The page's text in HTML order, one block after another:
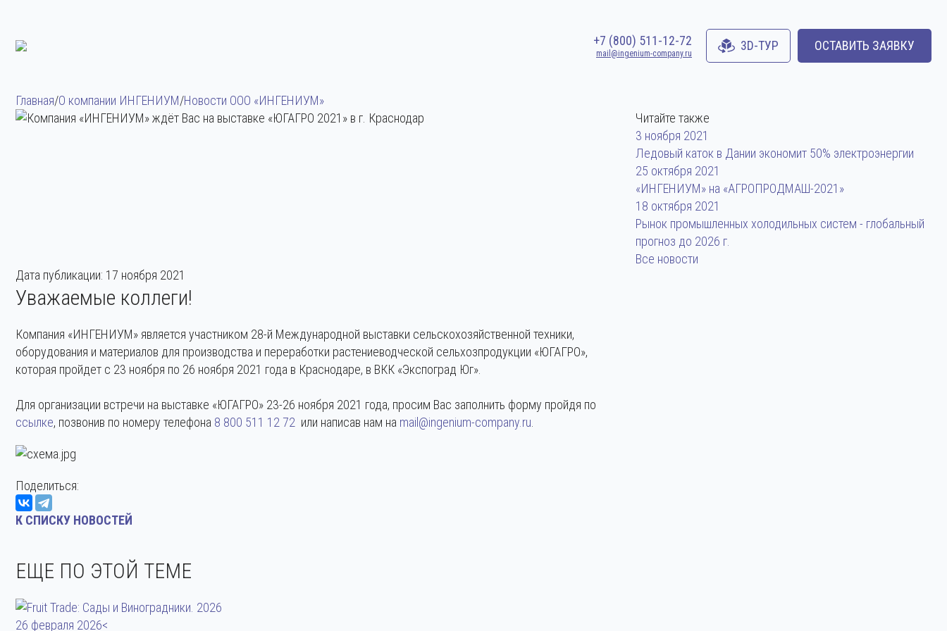
+7 (800) 511-12-72
mail@ingenium-company.ru
3D-ТУР ОСТАВИТЬ ЗАЯВКУ
Главная/О компании ИНГЕНИУМ/Новости ООО «ИНГЕНИУМ»
Дата публикации: 17 ноября 2021
Уважаемые коллеги!
Компания «ИНГЕНИУМ» является участником 28-й Международной выставки сельскохозяйственной техники,
оборудования и материалов для производства и переработки растениеводческой сельхозпродукции «ЮГАГРО»,
которая пройдет с 23 ноября по 26 ноября 2021 года в Краснодаре, в ВКК «Экспоград Юг».
Для организации встречи на выставке «ЮГАГРО» 23-26 ноября 2021 года, просим Вас заполнить форму пройдя по
ссылке, позвонив по номеру телефона 8 800 511 12 72 или написав нам на mail@ingenium-company.ru
Поделиться:
К СПИСКУ НОВОСТЕЙ
Читайте также
3 ноября 2021
Ледовый каток в Дании экономит 50% электроэнергии
25 октября 2021
«ИНГЕНИУМ» на «АГРОПРОДМАШ-2021»
18 октября 2021
Рынок промышленных холодильных систем - глобальный
прогноз до 2026 г.
Все новости
ЕЩЕ ПО ЭТОЙ ТЕМЕ
26 февраля 2026<